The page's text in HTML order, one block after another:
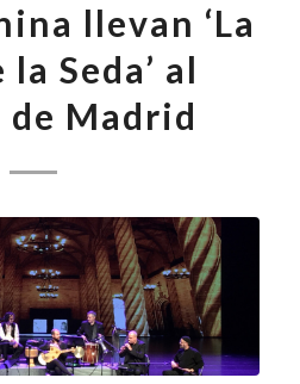
llevan ‘La
Seda’ al
de Madrid